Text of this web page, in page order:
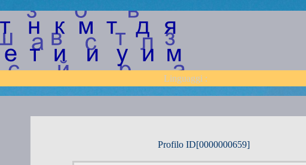
Linguaggi :
Profilo ID[0000000659]